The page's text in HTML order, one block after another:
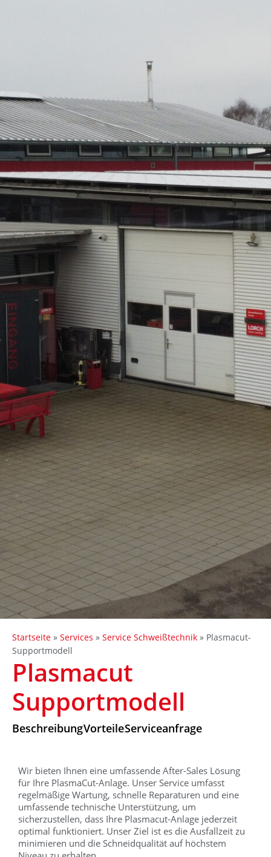
Startseite » Services » Service Schweißtechnik » Plasmacut-
Supportmodell
Plasmacut
Supportmodell
BeschreibungVorteileServiceanfrage
Wir bieten Ihnen eine umfassende After-Sales Lösung
für Ihre PlasmaCut-Anlage. Unser Service umfasst
regelmäßige Wartung, schnelle Reparaturen und eine
umfassende technische Unterstützung, um
sicherzustellen, dass Ihre Plasmacut-Anlage jederzeit
optimal funktioniert. Unser Ziel ist es die Ausfallzeit zu
minimieren und die Schneidqualität auf höchstem